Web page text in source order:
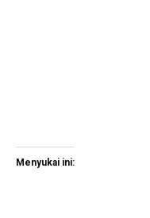
Menyukai ini: